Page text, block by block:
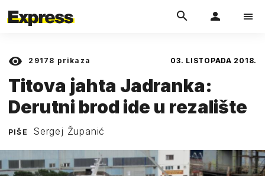
29178 prikaza 03. LISTOPADA 2018.
Titova jahta Jadranka:
Derutni brod ide u rezalište
PIŠE Sergej Županić